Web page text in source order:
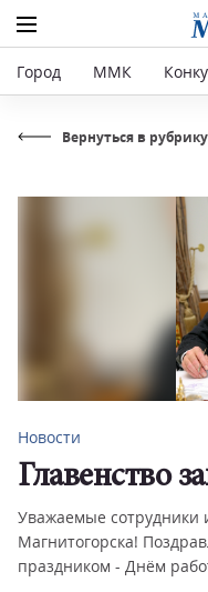
Город ММК
Вернуться в рубрику
Новости
Главенство
Уважаемые сотрудники
Магнитогорска!
праздником - Днём